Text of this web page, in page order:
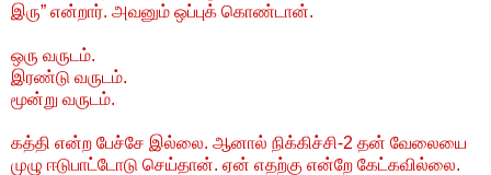
இரு” என்றார். அவனும் ஒப்புக் கொண்டான்.
ஒரு வருடம்.
இரண்டு வருடம்.
மூன்று வருடம்.
கத்தி என்ற பேச்சே இல்லை. ஆனால் நிக்கிச்சி-2 தன் வேலையை
முழு ஈடுபாட்டோடு செய்தான். ஏன் எதற்கு என்றே கேட்கவில்லை.